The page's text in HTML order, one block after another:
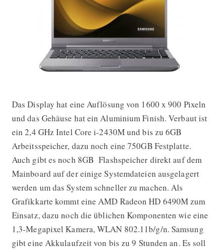
Das Display hat eine Auflösung von 1600 x 900 Pixeln
und das Gehäuse hat ein Aluminium Finish. Verbaut ist
ein 2,4 GHz Intel Core i-2430M und bis zu 6GB
Arbeitsspeicher, dazu noch eine 750GB Festplatte.
Auch gibt es noch 8GB Flashspeicher direkt auf dem
Mainboard auf der einige Systemdateien ausgelagert
werden um das System schneller zu machen. Als
Grafikkarte kommt eine AMD Radeon HD 6490M zum
Einsatz, dazu noch die üblichen Komponenten wie eine
1,3-Megapixel Kamera, WLAN 802.11b/g/n. Samsung
gibt eine Akkulaufzeit von bis zu 9 Stunden an. Es soll